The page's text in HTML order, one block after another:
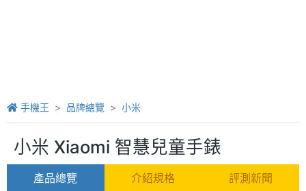
手機王 品牌總覽 小米
小米 Xiaomi 智慧兒童手錶
產品總覽 介紹規格 評測新聞